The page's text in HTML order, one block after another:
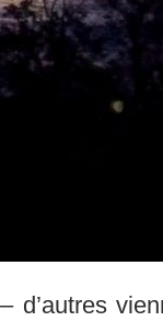
d’autres